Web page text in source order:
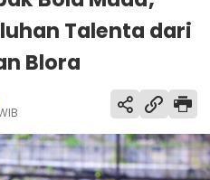
Talenta dari
Blora